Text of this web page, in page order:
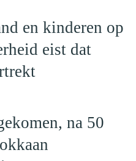
en kinderen op
eist dat
na 50